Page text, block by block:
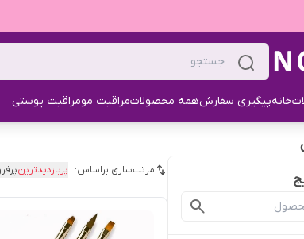
خانهپیگیری سفارشهمه محصولاتمراقبت مومراقبت پوستی
مرتب‌سازی براساس: پربازدیدترین